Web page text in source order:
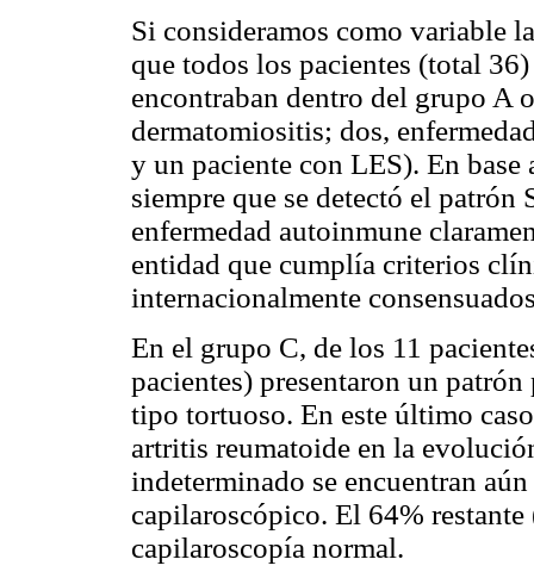
Si consideramos como variable
que todos los pacientes (total
encontraban dentro del grupo A
dermatomiositis; dos,
y un paciente con LES). En base
siempre que se detectó el patrón
enfermedad autoinmune
entidad que cumplía criterios
internacionalmente
En el grupo C, de los 11
pacientes) presentaron un
tipo tortuoso. En este último
artritis reumatoide en la
indeterminado se encuentran
capilaroscópico. El 64%
capilaroscopía normal.